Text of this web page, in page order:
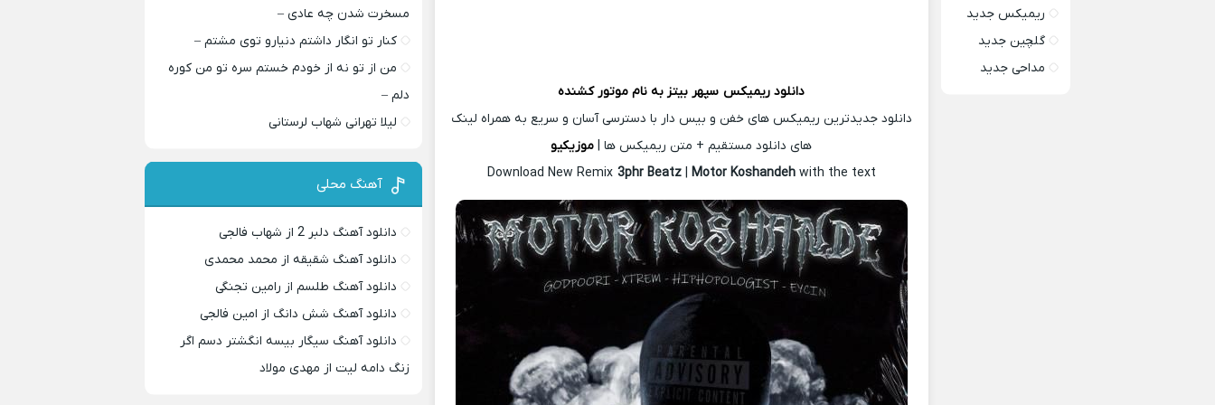
دانلود ریمیکس سپهر بیتز به نام موتور کشنده
دانلود جدیدترین ریمیکس های خفن و بیس دار با دسترسی آسان و سریع به همراه لینک
های دانلود مستقیم + متن ریمیکس ها | موزیکیو
Download New Remix 3phr Beatz| Motor Koshandeh with the text
ریمیکس جدید
گلچین جدید
مداحی جدید
مسخرت شدن چه عادی –
کنار تو انگار داشتم دنیارو توی مشتم –
من از تو نه از خودم خستم سره تو من کوره
دلم –
لیلا تهرانی شهاب لرستانی
آهنگ محلی
دانلود آهنگ دلبر 2 از شهاب فالجی
دانلود آهنگ شقیقه از محمد محمدی
دانلود آهنگ طلسم از رامین تجنگی
دانلود آهنگ شش دانگ از امین فالجی
دانلود آهنگ سیگار بیسه انگشتر دسم اگر
زنگ دامه لیت از مهدی مولاد